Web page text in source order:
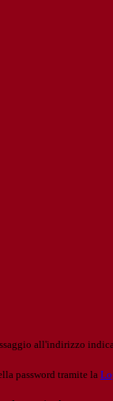
all'indirizzo
password tramite la